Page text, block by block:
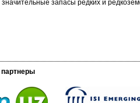
значительные запасы редких и